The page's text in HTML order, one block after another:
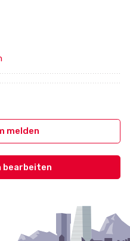
melden
bearbeiten